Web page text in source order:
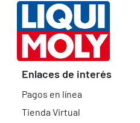
Enlaces de interés
Pagos en línea
Tienda Virtual